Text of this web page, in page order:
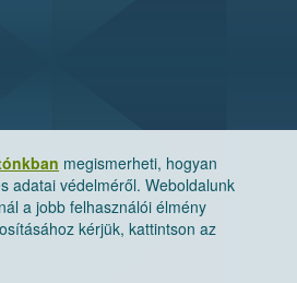
megismerheti, hogyan
adatai védelméről. Weboldalunk
a jobb felhasználói élmény
kérjük, kattintson az